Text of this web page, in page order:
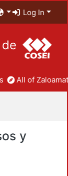
Log In
All of
y